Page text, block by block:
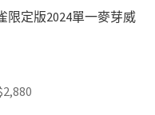
限定版2024單一麥芽威
2,880